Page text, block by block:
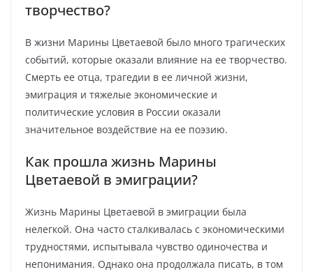
творчество?
В жизни Марины Цветаевой было много трагических
событий, которые оказали влияние на ее творчество.
Смерть ее отца, трагедии в ее личной жизни,
эмиграция и тяжелые экономические и
политические условия в России оказали
значительное воздействие на ее поэзию.
Как прошла жизнь Марины
Цветаевой в эмиграции?
Жизнь Марины Цветаевой в эмиграции была
нелегкой. Она часто сталкивалась с экономическими
трудностями, испытывала чувство одиночества и
непонимания. Однако она продолжала писать, в том